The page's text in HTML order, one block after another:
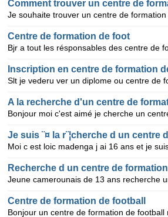
Centre de formation de foot
Recherche d un centre de formation
Centre de formation de football